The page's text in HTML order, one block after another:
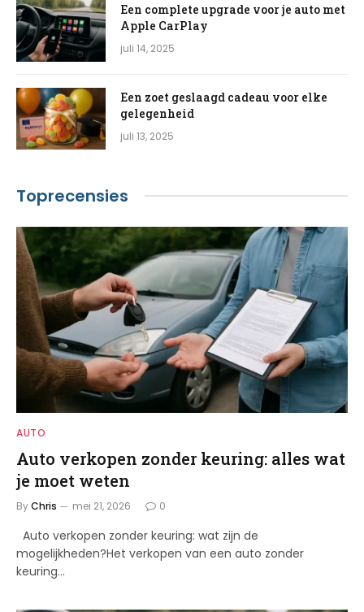
Een complete upgrade voor je auto met
Apple CarPlay
juli 14, 2025
Een zoet geslaagd cadeau voor elke
gelegenheid
juli 13, 2025
Toprecensies
AUTO
Auto verkopen zonder keuring: alles wat
je moet weten
ByChris mei 21, 2026 0
Auto verkopen zonder keuring: wat zijn de
mogelijkheden?Het verkopen van een auto zonder
keuring…